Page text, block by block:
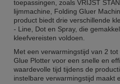
toepassingen, zoals VRIJST
lijmmachine, Folding Gluer
product biedt drie verschillende
- Line, Dot en Spray, die
kleefvereisten voldoen.
Met een verwarmingstijd van 2
Glue Plotter voor een snelle en
waardevolle tijd tijdens de
instelbare verwarmingstijd maakt